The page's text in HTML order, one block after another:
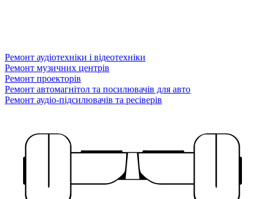
Ремонт аудіотехніки і відеотехніки
Ремонт музичних центрів
Ремонт проекторів
Ремонт автомагнітол та посилювачів для авто
Ремонт аудіо-підсилювачів та ресіверів